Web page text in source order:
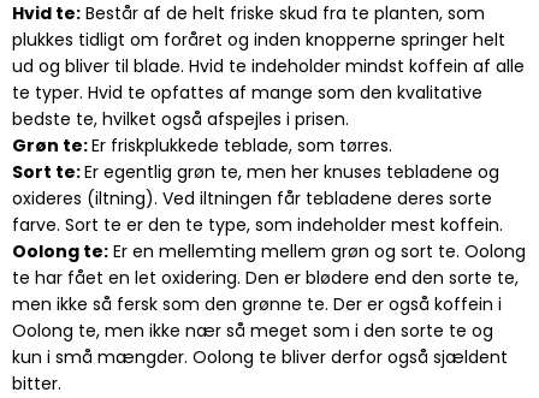
Hvid te: Består af de helt friske skud fra te planten, som
plukkes tidligt om foråret og inden knopperne springer helt
ud og bliver til blade. Hvid te indeholder mindst koffein af alle
te typer. Hvid te opfattes af mange som den kvalitative
bedste te, hvilket også afspejles i prisen.
Grøn te:Er friskplukkede teblade, som tørres.
Sort te:Er egentlig grøn te, men her knuses tebladene og
oxideres (iltning). Ved iltningen får tebladene deres sorte
farve. Sort te er den te type, som indeholder mest koffein.
Oolong te: Er en mellemting mellem grøn og sort te. Oolong
te har fået en let oxidering. Den er blødere end den sorte te,
men ikke så fersk som den grønne te. Der er også koffein i
Oolong te, men ikke nær så meget som i den sorte te og
kun i små mængder. Oolong te bliver derfor også sjældent
bitter.